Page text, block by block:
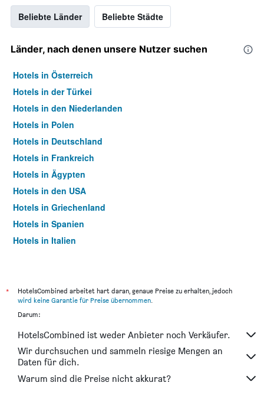
Beliebte Länder Beliebte Städte
Länder, nach denen unsere Nutzer suchen
Hotels in Österreich
Hotels in der Türkei
Hotels in den Niederlanden
Hotels in Polen
Hotels in Deutschland
Hotels in Frankreich
Hotels in Ägypten
Hotels in den USA
Hotels in Griechenland
Hotels in Spanien
Hotels in Italien
*
HotelsCombined arbeitet hart daran, genaue Preise zu erhalten, jedoch
wird keine Garantie für Preise übernommen.
Darum:
HotelsCombined ist weder Anbieter noch Verkäufer.
Wir durchsuchen und sammeln riesige Mengen an
Daten für dich.
Warum sind die Preise nicht akkurat?